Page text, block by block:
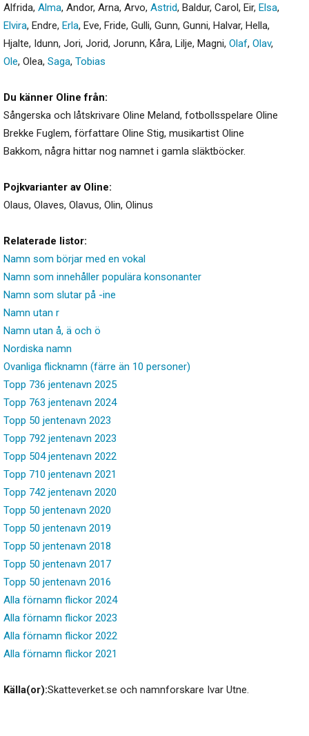
Alfrida, Alma, Andor, Arna, Arvo, Astrid, Baldur, Carol, Eir, Elsa,
Elvira, Endre, Erla, Eve, Fride, Gulli, Gunn, Gunni, Halvar, Hella,
Hjalte, Idunn, Jori, Jorid, Jorunn, Kåra, Lilje, Magni, Olaf, Olav,
Ole, Olea, Saga, Tobias
Du känner Oline från:
Sångerska och låtskrivare Oline Meland, fotbollsspelare Oline
Brekke Fuglem, författare Oline Stig, musikartist Oline
Bakkom, några hittar nog namnet i gamla släktböcker.
Pojkvarianter av Oline:
Olaus, Olaves, Olavus, Olin, Olinus
Relaterade listor:
Namn som börjar med en vokal
Namn som innehåller populära konsonanter
Namn som slutar på -ine
Namn utan r
Namn utan å, ä och ö
Nordiska namn
Ovanliga flicknamn (färre än 10 personer)
Topp 736 jentenavn 2025
Topp 763 jentenavn 2024
Topp 50 jentenavn 2023
Topp 792 jentenavn 2023
Topp 504 jentenavn 2022
Topp 710 jentenavn 2021
Topp 742 jentenavn 2020
Topp 50 jentenavn 2020
Topp 50 jentenavn 2019
Topp 50 jentenavn 2018
Topp 50 jentenavn 2017
Topp 50 jentenavn 2016
Alla förnamn flickor 2024
Alla förnamn flickor 2023
Alla förnamn flickor 2022
Alla förnamn flickor 2021
Källa(or):Skatteverket.se och namnforskare Ivar Utne.